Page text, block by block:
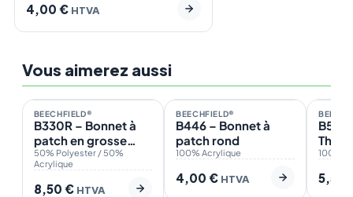
4,00 € HTVA
Vous aimerez aussi
ÉCO
3
En stock
BEECHFIELD®
B330R – Bonnet à
patch en grosse
mailles
50% Polyester / 50%
Acrylique
8,50 € HTVA
1
En stock
BEECHFIELD®
B446 – Bonnet à
patch rond
100% Acrylique
4,00€ HTVA
En
B540
100%
5,50